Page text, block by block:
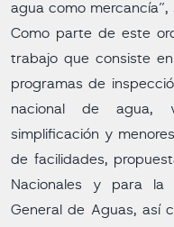
agua como mercancía”,
Como parte de este
trabajo que consiste
programas de
nacional de agua,
simplificación y
de facilidades,
Nacionales y para la
General de Aguas, así